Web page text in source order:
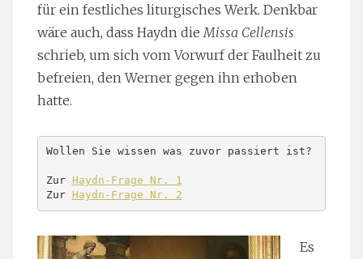
für ein festliches liturgisches Werk. Denkbar
wäre auch, dass Haydn die Missa Cellensis
schrieb, um sich vom Vorwurf der Faulheit zu
befreien, den Werner gegen ihn erhoben
hatte.
Wollen Sie wissen was zuvor passiert ist?
Zur Haydn-Frage Nr. 1
Zur Haydn-Frage Nr. 2
Es